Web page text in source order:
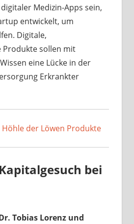
Medizin-Apps sein,
entwickelt, um
Digitale,
Produkte sollen mit
eine Lücke in der
Erkrankter
Höhle der Löwen Produkte
bei
Tobias Lorenz und